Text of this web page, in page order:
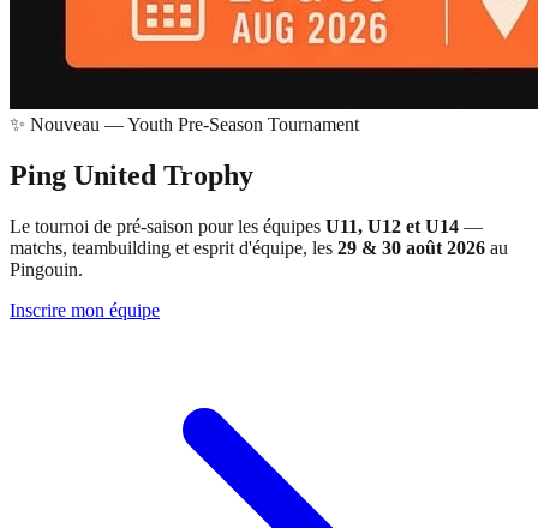
✨ Nouveau — Youth Pre-Season Tournament
Ping United Trophy
Le tournoi de pré-saison pour les équipes U11, U12 et U14 —
matchs, teambuilding et esprit d'équipe, les 29 & 30 août 2026 au
Pingouin.
Inscrire mon équipe